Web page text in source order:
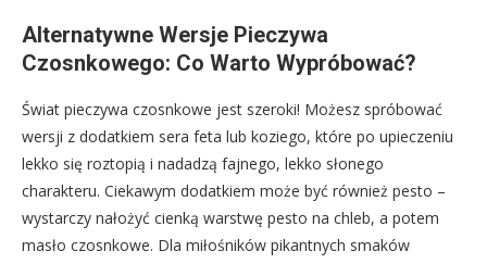
Alternatywne Wersje Pieczywa
Czosnkowego: Co Warto Wypróbować?
Świat pieczywa czosnkowe jest szeroki! Możesz spróbować
wersji z dodatkiem sera feta lub koziego, które po upieczeniu
lekko się roztopią i nadadzą fajnego, lekko słonego
charakteru. Ciekawym dodatkiem może być również pesto –
wystarczy nałożyć cienką warstwę pesto na chleb, a potem
masło czosnkowe. Dla miłośników pikantnych smaków